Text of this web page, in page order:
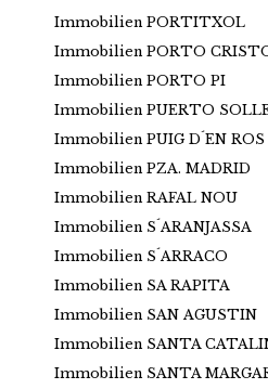
Immobilien PORTITXOL
Immobilien PORTO
Immobilien PORTO PI
Immobilien PUERTO
Immobilien PUIG D´EN ROS
Immobilien PZA. MADRID
Immobilien RAFAL NOU
Immobilien S´ARANJASSA
Immobilien S´ARRACO
Immobilien SA RAPITA
Immobilien SAN AGUSTIN
Immobilien SANTA
Immobilien SANTA